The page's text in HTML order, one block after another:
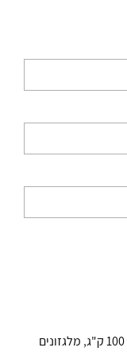
, מלגזונים